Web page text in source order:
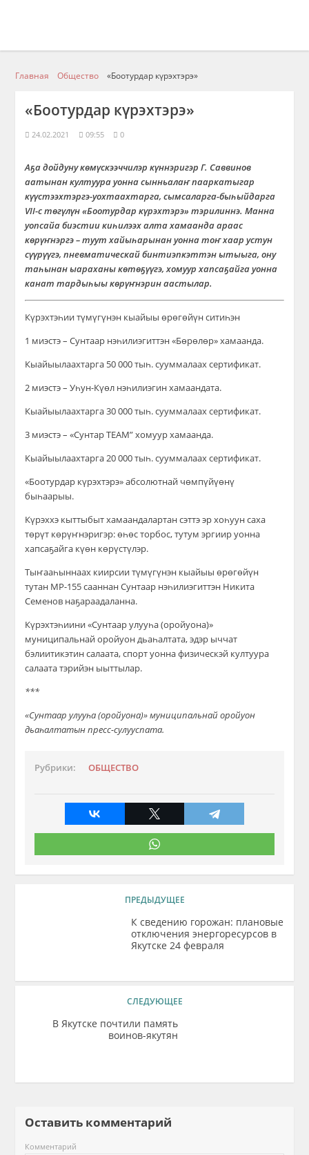
Главная Общество «Боотурдар күрэхтэрэ»
«Боотурдар күрэхтэрэ»
24.02.2021 09:55 0
Аҕа дойдуну көмүскээччилэр күннэригэр Г. Саввинов
аатынан култуура уонна сынньалаҥ пааркатыгар
күүстээхтэргэ-уохтаахтарга, сымсаларга-быһыйдарга
VII-с төгүлүн «Боотурдар күрэхтэрэ» тэрилиннэ. Манна
уопсайа биэстии киһилээх алта хамаанда араас
көрүҥнэргэ – туут хайыһарынан уонна тоҥ хаар устун
сүүрүүгэ, пневматическай бинтиэпкэттэн ытыыга, ону
таһынан ыараханы көтөҕүүгэ, хомуур хапсаҕайга уонна
канат тардыһыы көрүҥнэрин аастылар.
Күрэхтэһии түмүгүнэн кыайыы өрөгөйүн ситиһэн
1 миэстэ – Сунтаар нэһилиэгиттэн «Бөрөлөр» хамаанда.
Кыайыылаахтарга 50 000 тыһ. сууммалаах сертификат.
2 миэстэ – Уһун-Күөл нэһилиэгин хамаандата.
Кыайыылаахтарга 30 000 тыһ. сууммалаах сертификат.
3 миэстэ – «Сунтар TEAM” хомуур хамаанда.
Кыайыылаахтарга 20 000 тыһ. сууммалаах сертификат.
«Боотурдар күрэхтэрэ» абсолютнай чөмпүйүөнү
быһаарыы.
Күрэххэ кыттыбыт хамаандалартан сэттэ эр хоһуун саха
төрүт көрүҥнэригэр: өһөс торбос, тутум эргиир уонна
хапсаҕайга күөн көрүстүлэр.
Тыҥааһыннаах киирсии түмүгүнэн кыайыы өрөгөйүн
тутан МР-155 сааннан Сунтаар нэһилиэгиттэн Никита
Семенов наҕараадаланна.
Күрэхтэһиини «Сунтаар улууһа (оройуона)»
муниципальнай оройуон дьаһалтата, эдэр ыччат
бэлиитикэтин салаата, спорт уонна физическэй култуура
салаата тэрийэн ыыттылар.
***
«Сунтаар улууһа (оройуона)» муниципальнай оройуон
дьаһалтатын пресс-сулууспата.
Рубрики: ОБЩЕСТВО
ПРЕДЫДУЩЕЕ
К сведению горожан: плановые
отключения энергоресурсов в
Якутске 24 февраля
СЛЕДУЮЩЕЕ
В Якутске почтили память
воинов-якутян
Оставить комментарий
Комментарий